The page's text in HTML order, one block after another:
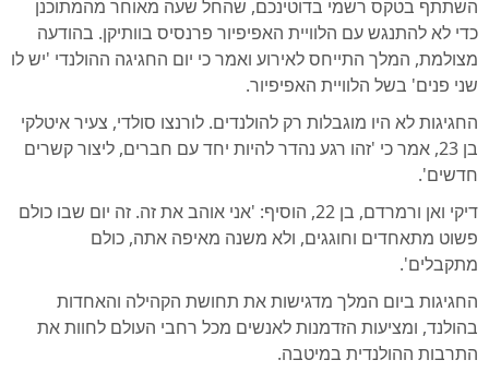
השתתף בטקס רשמי בדוטינכם, שהחל שעה מאוחר מהמתוכנן
כדי לא להתנגש עם הלוויית האפיפיור פרנסיס בוותיקן. בהודעה
מצולמת, המלך התייחס לאירוע ואמר כי יום החגיגה ההולנדי 'יש לו
שני פנים' בשל הלוויית האפיפיור.
החגיגות לא היו מוגבלות רק להולנדים. לורנצו סולדי, צעיר איטלקי
בן 23, אמר כי 'זהו רגע נהדר להיות יחד עם חברים, ליצור קשרים
חדשים'.
דיקי ואן ורמרדם, בן 22, הוסיף: 'אני אוהב את זה. זה יום שבו כולם
פשוט מתאחדים וחוגגים, ולא משנה מאיפה אתה, כולם
מתקבלים'.
החגיגות ביום המלך מדגישות את תחושת הקהילה והאחדות
בהולנד, ומציעות הזדמנות לאנשים מכל רחבי העולם לחוות את
התרבות ההולנדית במיטבה.